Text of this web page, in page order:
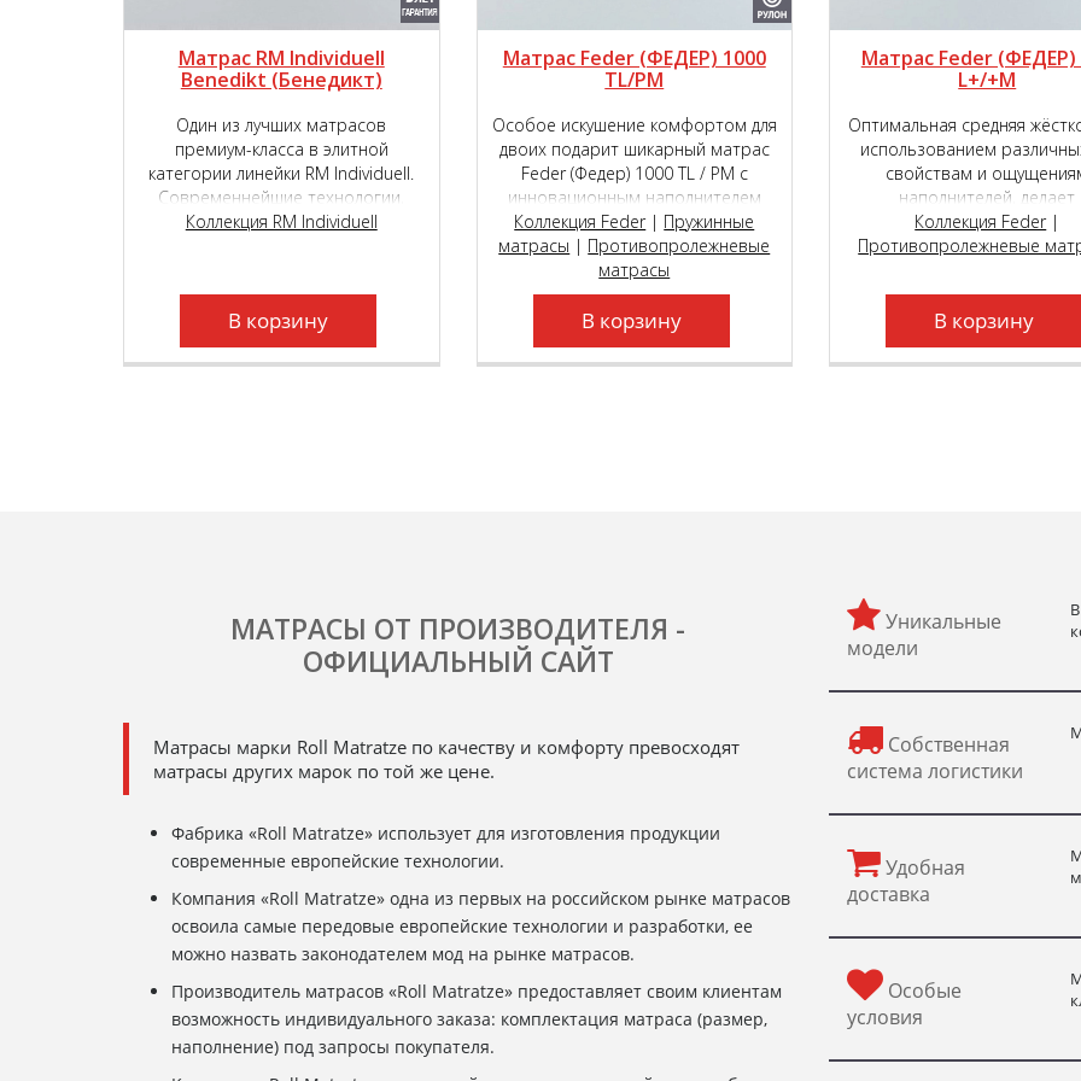
Матрас RM Individuell
Benedikt (Бенедикт)
Один из лучших матрасов
премиум-класса в элитной
категории линейки RM Individuell.
Современнейшие технологии,
комбинация различных по высоте
высокотехнологичные материалы,
подарят вам неповторимый,
«королевский» комфорт.
Коллекция RM Individuell
В корзину
Матрас Feder (ФЕДЕР) 1000
TL/PM
Особое искушение комфортом для
двоих подарит шикарный матрас
Feder (Федер) 1000 ТL / РМ с
инновационным наполнителем
TIGER touch® и возможностью
выбора уровня мягкости сторон
на пружинном блоке премиум
класса Roll Feder Micropocket S
2000.
Коллекция Feder| Пружинные
матрасы | Противопролежневые
матрасы
В корзину
Матрас Feder (ФЕДЕР)
L+/+M
Оптимальная средняя
использованием
свойствам и
наполнителей, делает
двусторонний матрас
(Федер) 500 L+/+М
подойдёт как молодым,
пожилым людям.
Коллекция Feder|
Противопролежневые
В корзину
МАТРАСЫ ОТ ПРОИЗВОДИТЕЛЯ -
ОФИЦИАЛЬНЫЙ САЙТ
Матрасы марки Roll Matratze по качеству и комфорту превосходят
матрасы других марок по той же цене.
Фабрика «Roll Matratze» использует для изготовления продукции
современные европейские технологии.
Компания «Roll Matratze» одна из первых на российском рынке матрасов
освоила самые передовые европейские технологии и разработки, ее
можно назвать законодателем мод на рынке матрасов.
Производитель матрасов «Roll Matratze» предоставляет своим клиентам
возможность индивидуального заказа: комплектация матраса (размер,
наполнение) под запросы покупателя.
Уникальные
модели
Собственная
система логистики
Удобная
доставка
Особые
условия